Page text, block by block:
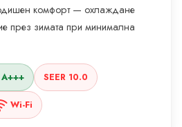
комфорт — охлаждане
през зимата при минимална
A+++ SEER 10.0
Wi-Fi